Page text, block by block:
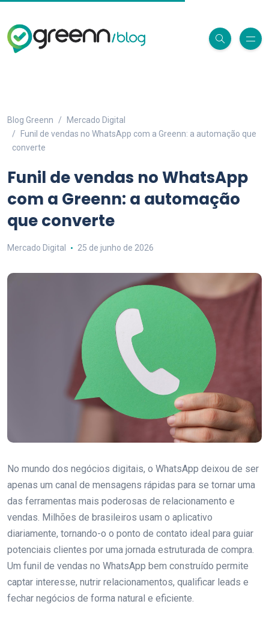
Blog Greenn
Mercado Digital
Funil de vendas no WhatsApp com a Greenn: a automação que
converte
Funil de vendas no WhatsApp
com a Greenn: a automação
que converte
Mercado Digital 25 de junho de 2026
No mundo dos negócios digitais, o WhatsApp deixou de ser
apenas um canal de mensagens rápidas para se tornar uma
das ferramentas mais poderosas de relacionamento e
vendas. Milhões de brasileiros usam o aplicativo
diariamente, tornando-o o ponto de contato ideal para guiar
potenciais clientes por uma jornada estruturada de compra.
Um funil de vendas no WhatsApp bem construído permite
captar interesse, nutrir relacionamentos, qualificar leads e
fechar negócios de forma natural e eficiente.